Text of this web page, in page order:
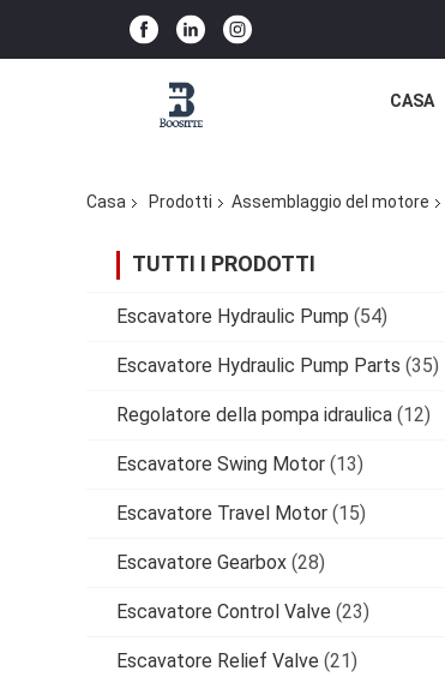
CASA
Casa Prodotti Assemblaggio del motore
TUTTI I PRODOTTI
Escavatore Hydraulic Pump (54)
Escavatore Hydraulic Pump Parts (35)
Regolatore della pompa idraulica (12)
Escavatore Swing Motor (13)
Escavatore Travel Motor (15)
Escavatore Gearbox (28)
Escavatore Control Valve (23)
Escavatore Relief Valve (21)